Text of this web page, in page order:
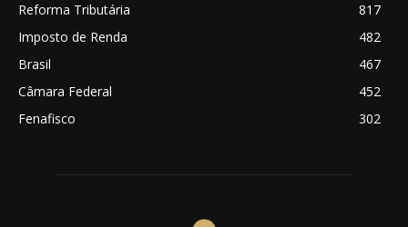
Reforma Tributária
817
Imposto de Renda
482
Brasil
467
Câmara Federal
452
Fenafisco
302